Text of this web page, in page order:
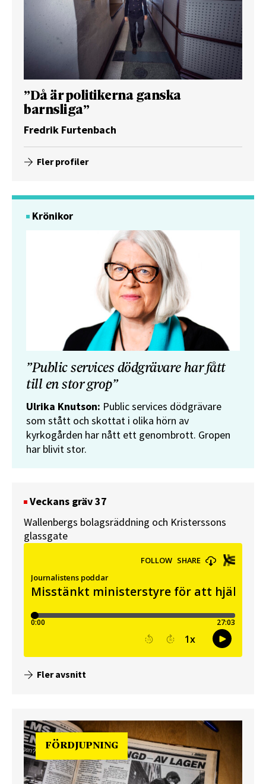
”Då är politikerna ganska
barnsliga”
Fredrik Furtenbach
Fler profiler
Krönikor
”Public services dödgrävare har fått
till en stor grop”
Ulrika Knutson: Public services dödgrävare
som stått och skottat i olika hörn av
kyrkogården har nått ett genombrott. Gropen
har blivit stor.
Veckans gräv 37
Wallenbergs bolagsräddning och Kristerssons
glassgate
Fler avsnitt
FÖRDJUPNING